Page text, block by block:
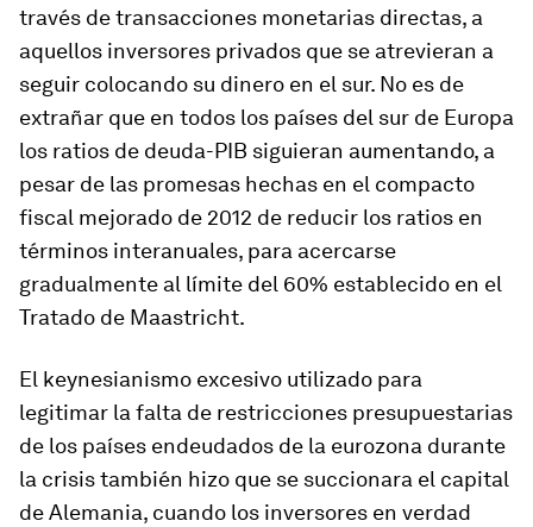
través de transacciones monetarias directas, a
aquellos inversores privados que se atrevieran a
seguir colocando su dinero en el sur. No es de
extrañar que en todos los países del sur de Europa
los ratios de deuda-PIB siguieran aumentando, a
pesar de las promesas hechas en el compacto
fiscal mejorado de 2012 de reducir los ratios en
términos interanuales, para acercarse
gradualmente al límite del 60% establecido en el
Tratado de Maastricht.
El keynesianismo excesivo utilizado para
legitimar la falta de restricciones presupuestarias
de los países endeudados de la eurozona durante
la crisis también hizo que se succionara el capital
de Alemania, cuando los inversores en verdad